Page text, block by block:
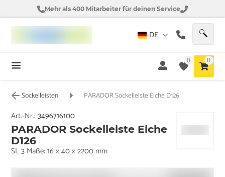
Mehr als 400 Mitarbeiter für deinen Service
DE
0 0
Sockelleisten PARADOR Sockelleiste Eiche D126
Art.-Nr.:3496716100
PARADOR Sockelleiste Eiche
D126
SL 3 Maße: 16 x 40 x 2200 mm